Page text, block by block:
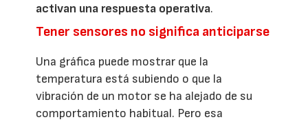
activan una respuesta operativa.
Tener sensores no significa anticiparse
Una gráfica puede mostrar que la
temperatura está subiendo o que la
vibración de un motor se ha alejado de su
comportamiento habitual. Pero esa